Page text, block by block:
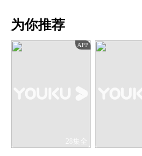
为你推荐
APP
28集全